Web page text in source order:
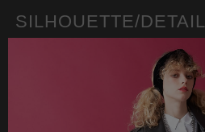
SILHOUETTE/DETAIL